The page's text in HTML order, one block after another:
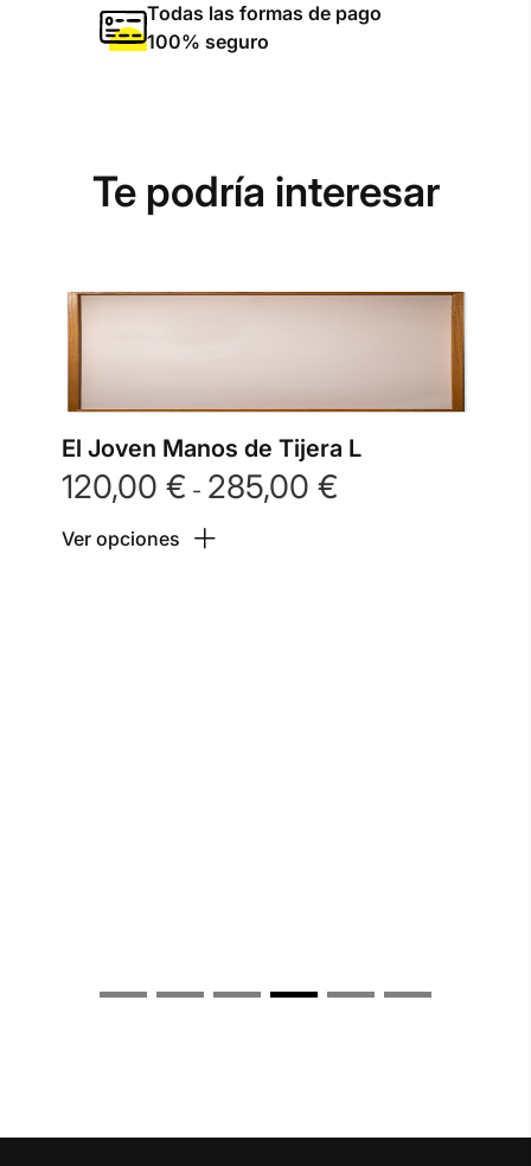
Todas las formas de pago
100% seguro
Te podría interesar
El Joven Manos de Tijera L
120,00 € - 285,00 €
Ver opciones